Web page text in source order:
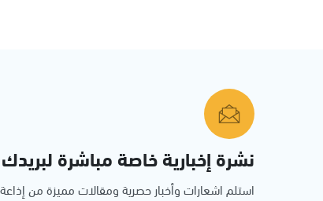
نشرة إخبارية خاصة مباشرة لبريدك
استلم اشعارات وأخبار حصرية ومقالات مميزة من